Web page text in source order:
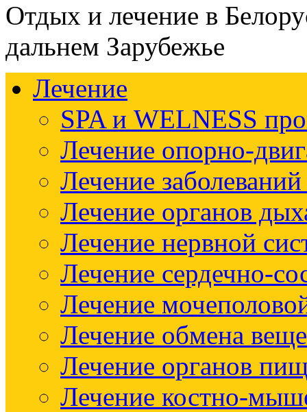
Отдых и лечение в
дальнем Зарубежье
Лечение
SPA и WELNESS
Лечение опорно-
Лечение
Лечение органов
Лечение нервной
Лечение сердечно-
Лечение
Лечение обмена
Лечение органов
Лечение костно-